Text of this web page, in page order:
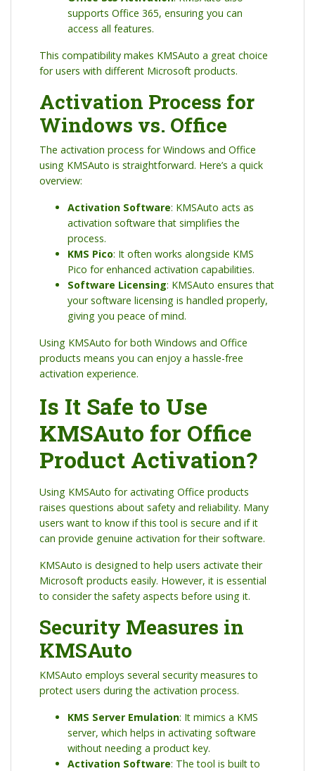
supports Office 365, ensuring you can
access all features.
This compatibility makes KMSAuto a great choice
for users with different Microsoft products.
Activation Process for
Windows vs. Office
The activation process for Windows and Office
using KMSAuto is straightforward. Here’s a quick
overview:
Activation Software: KMSAuto acts as
activation software that simplifies the
process.
KMS Pico: It often works alongside KMS
Pico for enhanced activation capabilities.
Software Licensing: KMSAuto ensures that
your software licensing is handled properly,
giving you peace of mind.
Using KMSAuto for both Windows and Office
products means you can enjoy a hassle-free
activation experience.
Is It Safe to Use
KMSAuto for Office
Product Activation?
Using KMSAuto for activating Office products
raises questions about safety and reliability. Many
users want to know if this tool is secure and if it
can provide genuine activation for their software.
KMSAuto is designed to help users activate their
Microsoft products easily. However, it is essential
to consider the safety aspects before using it.
Security Measures in
KMSAuto
KMSAuto employs several security measures to
protect users during the activation process.
KMS Server Emulation: It mimics a KMS
server, which helps in activating software
without needing a product key.
Activation Software: The tool is built to